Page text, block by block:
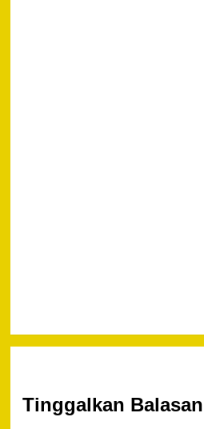
Tinggalkan Balasan